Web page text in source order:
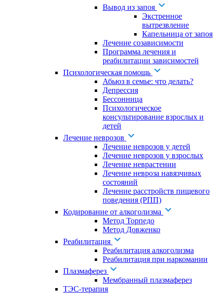
Вывод из запоя
Экстренное
вытрезвление
Капельница от запоя
Лечение созависимости
Программа лечения и
реабилитации зависимостей
Психологическая помощь
Абьюз в семье: что делать?
Депрессия
Бессонница
Психологическое
консультирование взрослых и
детей
Лечение неврозов
Лечение неврозов у детей
Лечение неврозов у взрослых
Лечение неврастении
Лечение невроза навязчивых
состояний
Лечение расстройств пищевого
поведения (РПП)
Кодирование от алкоголизма
Метод Торпедо
Метод Довженко
Реабилитация
Реабилитация алкоголизма
Реабилитация при наркомании
Плазмаферез
Мембранный плазмаферез
ТЭС-терапия